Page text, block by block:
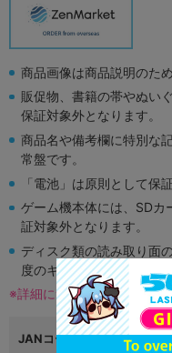
商品画像は商品説明のた
販促物、書籍の帯やぬい
保証対象外となります。
商品名や備考欄に特別な
常盤です。
「電池」は原則として保
ゲーム機本体には、SDカ
証対象外となります。
ディスク類の読み取り面
度のキズがある場合がご
※詳細につきましてはコチラ
JANコード